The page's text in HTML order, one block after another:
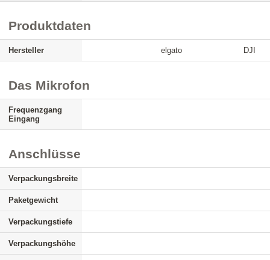
Produktdaten
Hersteller elgato DJI
Das Mikrofon
Frequenzgang
Eingang
Anschlüsse
Verpackungsbreite
Paketgewicht
Verpackungstiefe
Verpackungshöhe